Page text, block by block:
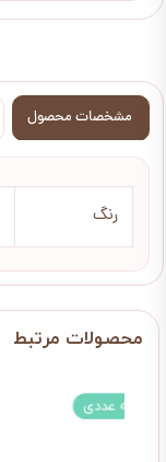
مشخصات محصول
رنگ
سه عددی